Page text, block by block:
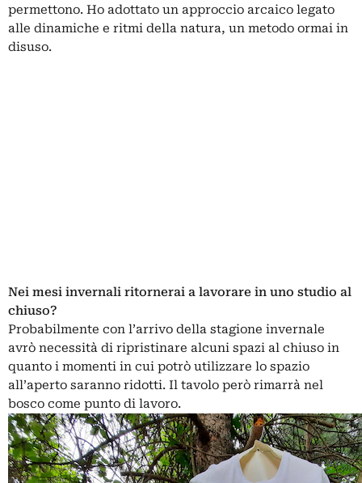
permettono. Ho adottato un approccio arcaico legato
alle dinamiche e ritmi della natura, un metodo ormai in
disuso.
Nei mesi invernali ritornerai a lavorare in uno studio al
chiuso?
Probabilmente con l’arrivo della stagione invernale
avrò necessità di ripristinare alcuni spazi al chiuso in
quanto i momenti in cui potrò utilizzare lo spazio
all’aperto saranno ridotti. Il tavolo però rimarrà nel
bosco come punto di lavoro.